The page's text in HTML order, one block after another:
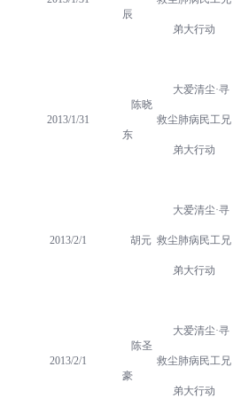
辰
弟大行动
2013/1/31
陈晓
东
大爱清尘·寻
救尘肺病民工兄
弟大行动
2013/2/1 胡元
大爱清尘·寻
救尘肺病民工兄
弟大行动
2013/2/1
陈圣
豪
大爱清尘·寻
救尘肺病民工兄
弟大行动